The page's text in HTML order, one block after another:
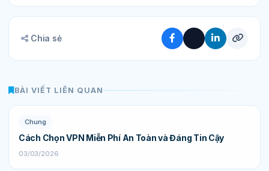
Chia sẻ
BÀI VIẾT LIÊN QUAN
Chung
Cách Chọn VPN Miễn Phí An Toàn và Đáng Tin Cậy
03/03/2026